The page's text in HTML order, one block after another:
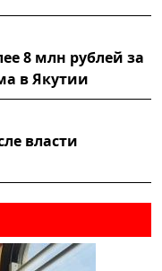
8 млн рублей за
в Якутии
власти